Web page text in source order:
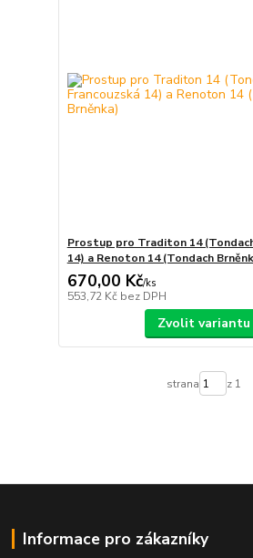
Prostup pro Traditon 14
14) a Renoton 14 (Tondach
670,00 Kč/ks
553,72 Kč bez DPH
Zvolit variantu
strana z 1
Informace pro zákazníky